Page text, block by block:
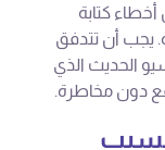
كتابة
يجب أن تتدفق
الحديث الذي
دون مخاطرة.
بسبب